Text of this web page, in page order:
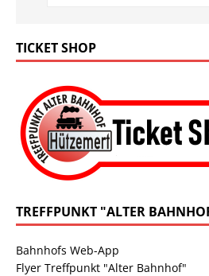
TICKET SHOP
TREFFPUNKT "ALTER
Bahnhofs Web-App
Flyer Treffpunkt "Alter Bahnhof"